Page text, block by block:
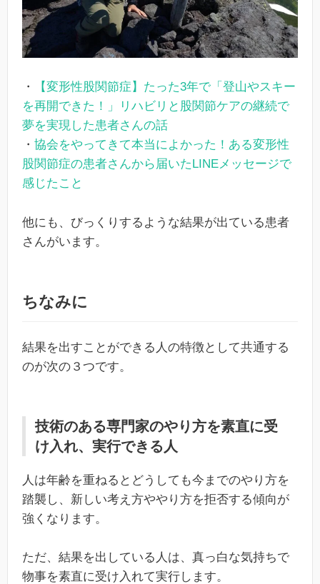
・
【変形性股関節症】たった3年で「登山やスキー
を再開できた！」リハビリと股関節ケアの継続で
夢を実現した患者さんの話
・ 協会をやってきて本当によかった！ある変形性
股関節症の患者さんから届いたLINEメッセージで
感じたこと
他にも、びっくりするような結果が出ている患者
さんがいます。
ちなみに
結果を出すことができる人の特徴として共通する
のが次の３つです。
技術のある専門家のやり方を素直に受
け入れ、実行できる人
人は年齢を重ねるとどうしても今までのやり方を
踏襲し、新しい考え方ややり方を拒否する傾向が
強くなります。
ただ、結果を出している人は、真っ白な気持ちで
物事を素直に受け入れて実行します。